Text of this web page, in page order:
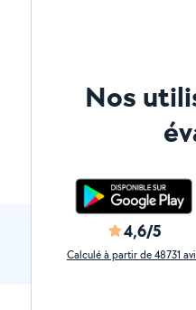
Nos
4,6/5
Calculé à partir de 48731